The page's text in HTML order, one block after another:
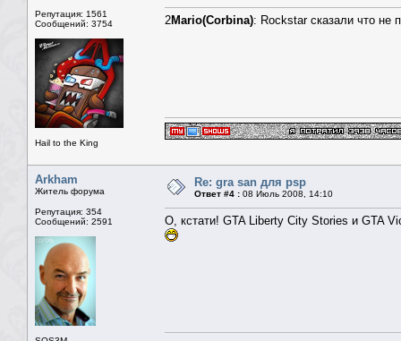
Репутация: 1561
Сообщений: 3754
Hail to the King
2Mario(Corbina): Rockstar сказали что не
Arkham
Житель форума
Репутация: 354
Сообщений: 2591
Re: gra san для psp
Ответ #4 : 08 Июль 2008, 14:10
О, кстати! GTA Liberty City Stories и GTA